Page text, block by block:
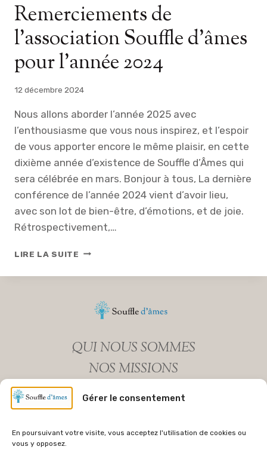
Gérer le consentement
En poursuivant votre visite, vous acceptez l'utilisation de cookies ou
vous y opposez.
Remerciements de
l’association Souffle d’âmes
pour l’année 2024
12 décembre 2024
Nous allons aborder l’année 2025 avec
l’enthousiasme que vous nous inspirez, et l’espoir
de vous apporter encore le même plaisir, en cette
dixième année d’existence de Souffle d’Âmes qui
sera célébrée en mars. Bonjour à tous, La dernière
conférence de l’année 2024 vient d’avoir lieu,
avec son lot de bien-être, d’émotions, et de joie.
Rétrospectivement,…
LIRE LA SUITE R
M
M
S
QUI NOUS SOMMES
NOS MISSIONS
MENTIONS LEGALES
POLITIQUE DE COOKIES (UE)
NEWSLETTER